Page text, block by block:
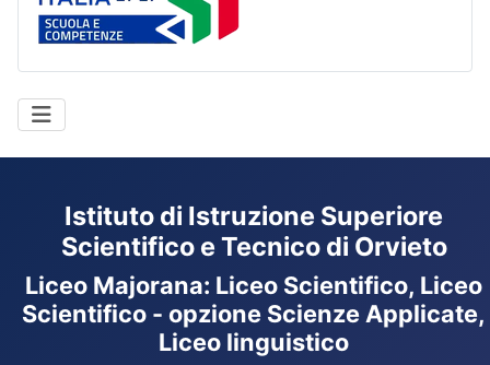
Istituto di Istruzione Superiore
Scientifico e Tecnico di Orvieto
Liceo Majorana: Liceo Scientifico, Liceo
Scientifico - opzione Scienze Applicate,
Liceo linguistico